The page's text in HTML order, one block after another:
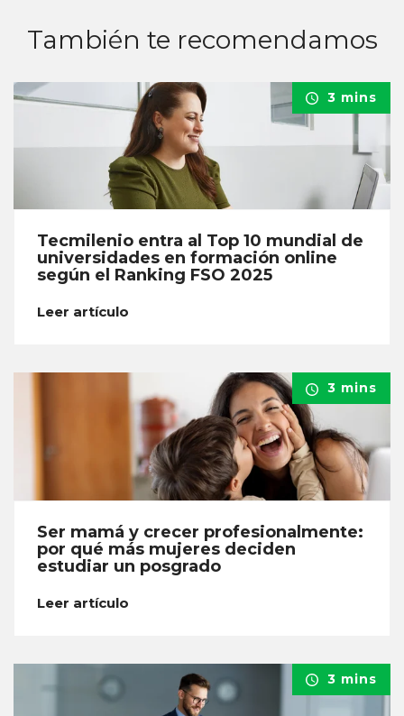
También te recomendamos
3 mins
Tecmilenio entra al Top 10 mundial de
universidades en formación online
según el Ranking FSO 2025
Leer artículo
3 mins
Ser mamá y crecer profesionalmente:
por qué más mujeres deciden
estudiar un posgrado
Leer artículo
3 mins